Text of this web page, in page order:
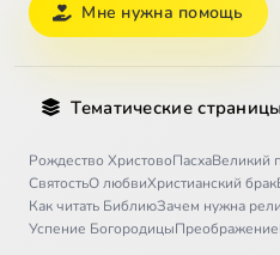
Мне нужна помощь
Тематические
Рождество ХристовоПасхаВеликий
СвятостьО любвиХристианский брак
Как читать БиблиюЗачем нужна
Успение БогородицыПреображение